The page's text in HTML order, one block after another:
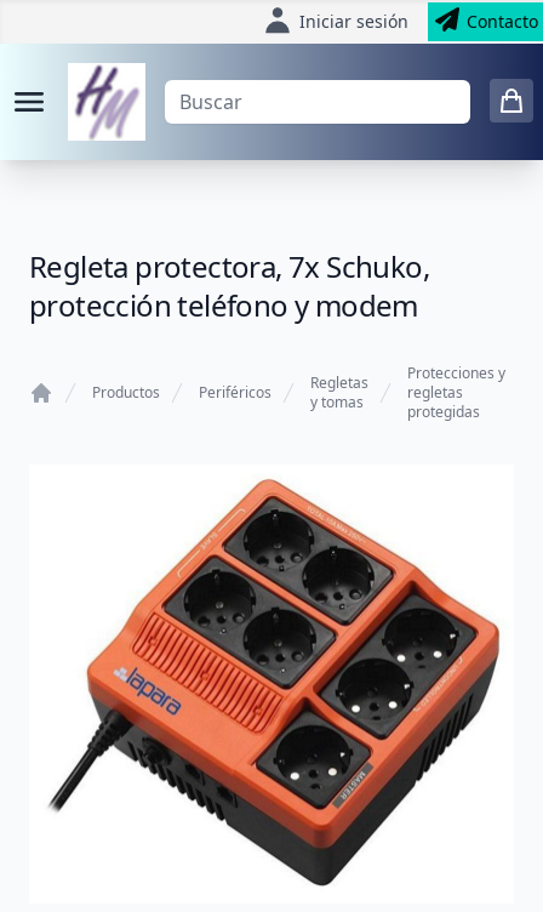
Iniciar sesión Contacto
Regleta protectora, 7x Schuko,
protección teléfono y modem
Productos Periféricos
Regletas
y tomas
Protecciones y
regletas
protegidas